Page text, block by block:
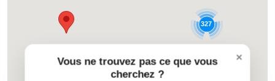
327
×
Vous ne trouvez pas ce que vous
cherchez ?